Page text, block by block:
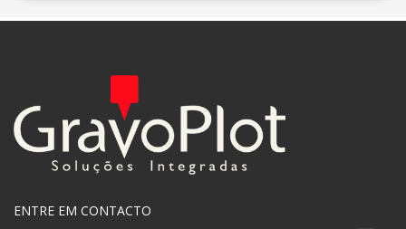
ENTRE EM CONTACTO